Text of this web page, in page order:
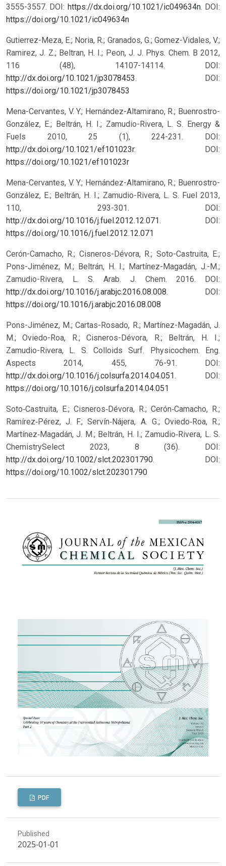
3555-3557. DOI: https://dx.doi.org/10.1021/ic049634n. DOI:
https://doi.org/10.1021/ic049634n
Gutierrez-Meza, E.; Noria, R.; Granados, G.; Gomez-Vidales, V.;
Ramirez, J. Z.; Beltran, H. I.; Peon, J. J. Phys. Chem. B 2012,
116 (48), 14107-14114. DOI:
http://dx.doi.org/10.1021/jp3078453. DOI:
https://doi.org/10.1021/jp3078453
Mena-Cervantes, V. Y.; Hernández-Altamirano, R.; Buenrostro-
González, E.; Beltrán, H. I.; Zamudio-Rivera, L. S. Energy &
Fuels 2010, 25 (1), 224-231. DOI:
http://dx.doi.org/10.1021/ef101023r. DOI:
https://doi.org/10.1021/ef101023r
Mena-Cervantes, V. Y.; Hernández-Altamirano, R.; Buenrostro-
González, E.; Beltrán, H. I.; Zamudio-Rivera, L. S. Fuel 2013,
110, 293-301. DOI:
http://dx.doi.org/10.1016/j.fuel.2012.12.071. DOI:
https://doi.org/10.1016/j.fuel.2012.12.071
Cerón-Camacho, R.; Cisneros-Dévora, R.; Soto-Castruita, E.;
Pons-Jiménez, M.; Beltrán, H. I.; Martínez-Magadán, J.-M.;
Zamudio-Rivera, L. S. Arab. J. Chem. 2016. DOI:
http://dx.doi.org/10.1016/j.arabjc.2016.08.008. DOI:
https://doi.org/10.1016/j.arabjc.2016.08.008
Pons-Jiménez, M.; Cartas-Rosado, R.; Martínez-Magadán, J.
M.; Oviedo-Roa, R.; Cisneros-Dévora, R.; Beltrán, H. I.;
Zamudio-Rivera, L. S. Colloids Surf. Physicochem. Eng.
Aspects 2014, 455, 76-91. DOI:
http://dx.doi.org/10.1016/j.colsurfa.2014.04.051. DOI:
https://doi.org/10.1016/j.colsurfa.2014.04.051
Soto‐Castruita, E.; Cisneros‐Dévora, R.; Cerón‐Camacho, R.;
Ramírez‐Pérez, J. F.; Servín‐Nájera, A. G.; Oviedo‐Roa, R.;
Martínez‐Magadán, J. M.; Beltrán, H. I.; Zamudio‐Rivera, L. S.
ChemistrySelect 2023, 8 (36). DOI:
http://dx.doi.org/10.1002/slct.202301790. DOI:
https://doi.org/10.1002/slct.202301790
PDF
Published
2025-01-01